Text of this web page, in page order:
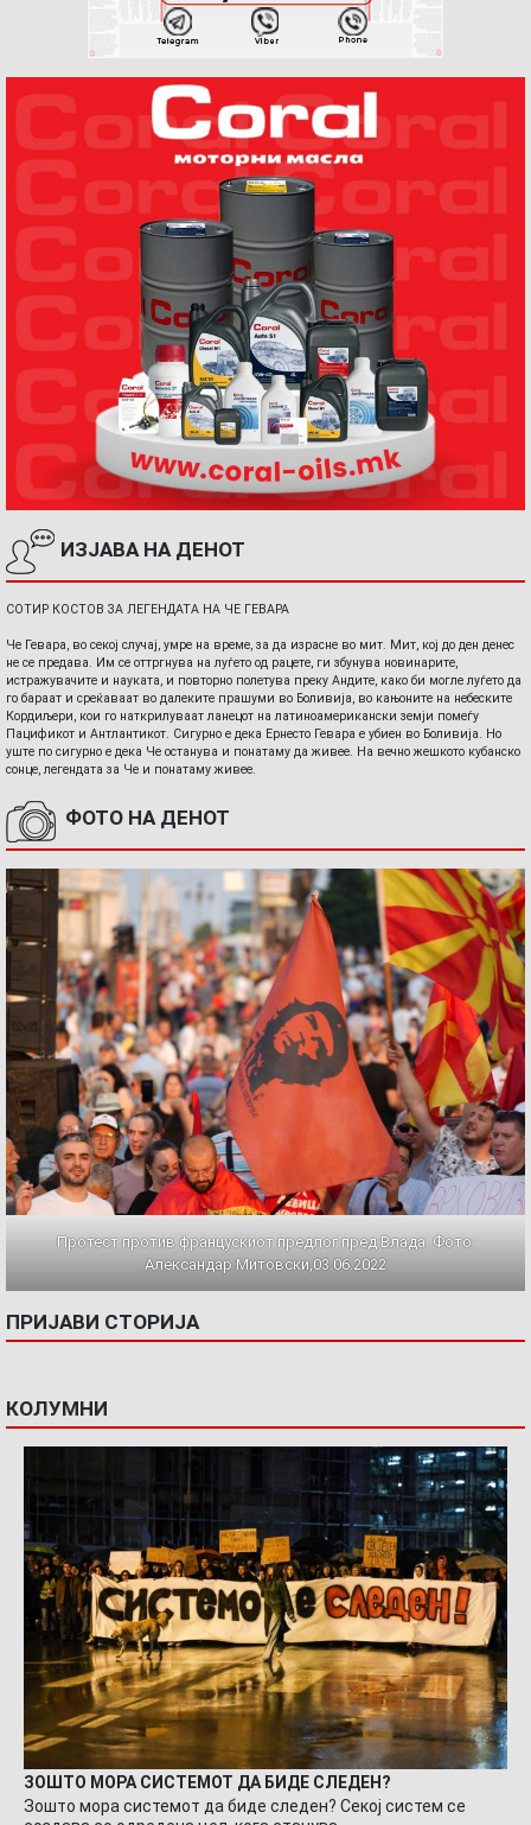
ИЗЈАВА НА ДЕНОТ
СОТИР КОСТОВ ЗА ЛЕГЕНДАТА НА ЧЕ ГЕВАРА
Че Гевара, во секој случај, умре на време, за да израсне во мит. Мит, кој до ден денес
не се предава. Им се оттргнува на луѓето од рацете, ги збунува новинарите,
истражувачите и науката, и повторно полетува преку Андите, како би могле луѓето да
го бараат и среќаваат во далеките прашуми во Боливија, во кањоните на небеските
Кордиљери, кои го наткрилуваат ланецот на латиноамерикански земји помеѓу
Пацификот и Антлантикот. Сигурно е дека Ернесто Гевара е убиен во Боливија. Но
уште по сигурно е дека Че останува и понатаму да живее. На вечно жешкото кубанско
сонце, легендата за Че и понатаму живее.
ФОТО НА ДЕНОТ
Протест против францускиот предлог пред Влада. Фото:
Александар Митовски,03.06.2022
ПРИЈАВИ СТОРИЈА
КОЛУМНИ
ЗОШТО МОРА СИСТЕМОТ ДА БИДЕ СЛЕДЕН?
Зошто мора системот да биде следен? Секој систем се